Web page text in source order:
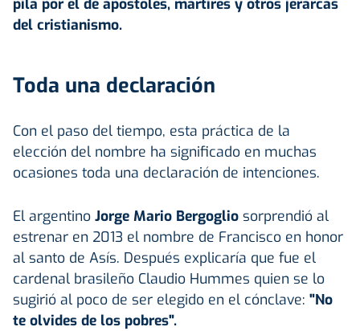
del cristianismo.
Toda una declaración
Con el paso del tiempo, esta práctica de la
elección del nombre ha significado en muchas
ocasiones toda una declaración de intenciones.
El argentino Jorge Mario Bergoglio sorprendió al
estrenar en 2013 el nombre de Francisco en honor
al santo de Asís. Después explicaría que fue el
cardenal brasileño Claudio Hummes quien se lo
sugirió al poco de ser elegido en el cónclave: "No
te olvides de los pobres".